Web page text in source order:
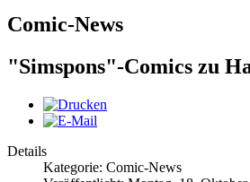
Comic-News
"Simspons"-Comics zu
Details
Kategorie: Comic-News